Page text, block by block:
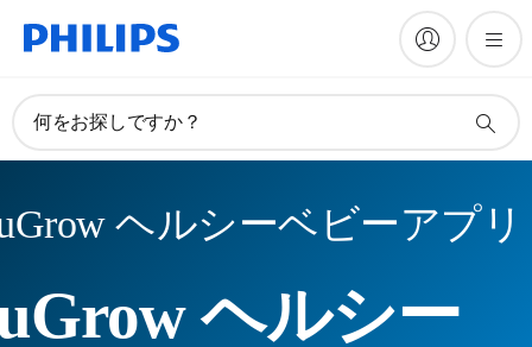
何をお探しですか？
ヘルシーベビーアプリ
ヘルシー